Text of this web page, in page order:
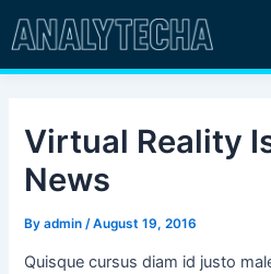
to
content
Virtual Reality
News
Byadmin /August 19, 2016
Quisque cursus diam id justo
navigation